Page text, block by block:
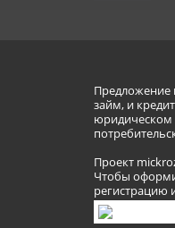
Предложение
займ, и
юридическом
Проект
Чтобы
регистрацию